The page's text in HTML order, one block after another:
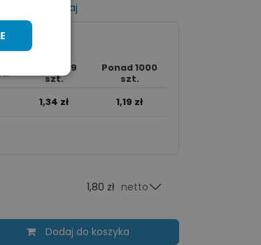
Porównaj
250 - 999
szt.
Ponad 1000
szt.
1,34 zł 1,19 zł
1,80 zł netto
Dodaj do koszyka